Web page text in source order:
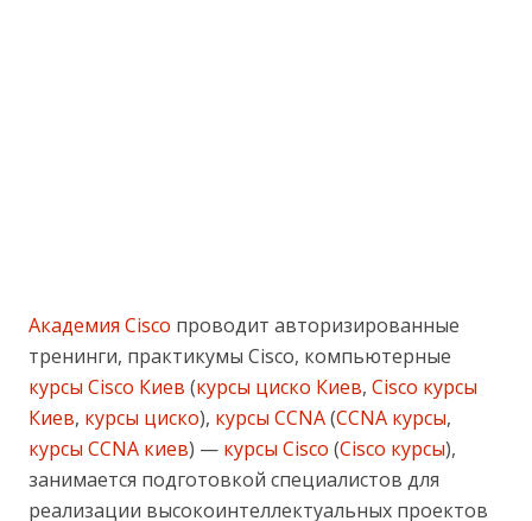
Академия Cisco проводит авторизированные
тренинги, практикумы Cisco, компьютерные
курсы Cisco Киев (курсы циско Киев, Cisco курсы
Киев, курсы циско), курсы CCNA(CCNA курсы,
курсы CCNA киев) — курсы Cisco (Cisco курсы),
занимается подготовкой специалистов для
реализации высокоинтеллектуальных проектов